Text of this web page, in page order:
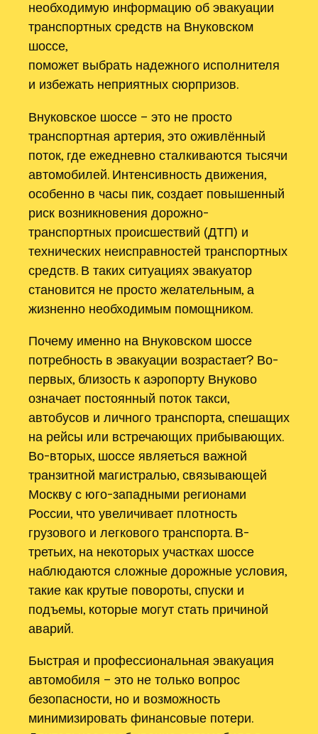
необходимую информацию об эвакуации
транспортных средств на Внуковском
шоссе,
поможет выбрать надежного исполнителя
и избежать неприятных сюрпризов.
Внуковское шоссе – это не просто
транспортная артерия, это оживлённый
поток, где ежедневно сталкиваются тысячи
автомобилей. Интенсивность движения,
особенно в часы пик, создает повышенный
риск возникновения дорожно-
транспортных происшествий (ДТП) и
технических неисправностей транспортных
средств. В таких ситуациях эвакуатор
становится не просто желательным, а
жизненно необходимым помощником.
Почему именно на Внуковском шоссе
потребность в эвакуации возрастает? Во-
первых, близость к аэропорту Внуково
означает постоянный поток такси,
автобусов и личного транспорта, спешащих
на рейсы или встречающих прибывающих.
Во-вторых, шоссе являеться важной
транзитной магистралью, связывающей
Москву с юго-западными регионами
России, что увеличивает плотность
грузового и легкового транспорта. В-
третьих, на некоторых участках шоссе
наблюдаются сложные дорожные условия,
такие как крутые повороты, спуски и
подъемы, которые могут стать причиной
аварий.
Быстрая и профессиональная эвакуация
автомобиля – это не только вопрос
безопасности, но и возможность
минимизировать финансовые потери.